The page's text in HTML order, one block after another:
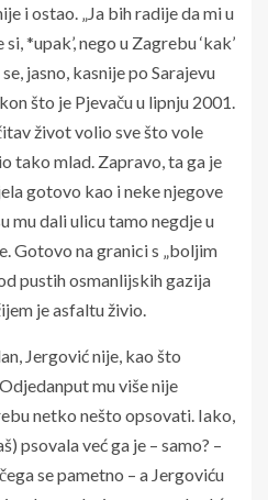
i ostao. „Ja bih radije da mi u
*upak’, nego u Zagrebu ‘kak’
jasno, kasnije po Sarajevu
što je Pjevaču u lipnju 2001.
život volio sve što vole
tako mlad. Zapravo, ta ga je
gotovo kao i neke njegove
mu dali ulicu tamo negdje u
Gotovo na granici s „boljim
pustih osmanlijskih gazija
je asfaltu živio.
Jergović nije, kao što
mu više nije
netko nešto opsovati. Iako,
psovala već ga je – samo? –
se pametno – a Jergoviću